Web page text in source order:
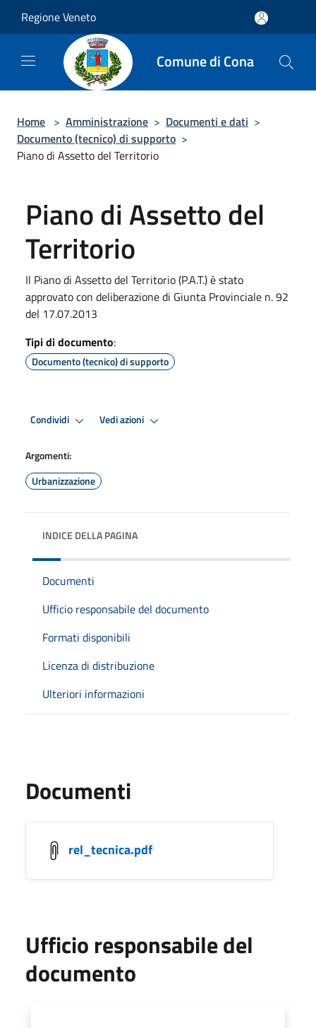
Regione Veneto
Comune di Cona
Home > Amministrazione > Documenti e dati >
Documento (tecnico) di supporto >
Piano di Assetto del Territorio
Piano di Assetto del
Territorio
Il Piano di Assetto del Territorio (P.A.T.) è stato
approvato con deliberazione di Giunta Provinciale n. 92
del 17.07.2013
Tipi di documento:
Documento (tecnico) di supporto
Condividi Vedi azioni
Argomenti:
Urbanizzazione
INDICE DELLA PAGINA
Documenti
Ufficio responsabile del documento
Formati disponibili
Licenza di distribuzione
Ulteriori informazioni
Documenti
rel_tecnica.pdf
Ufficio responsabile del
documento